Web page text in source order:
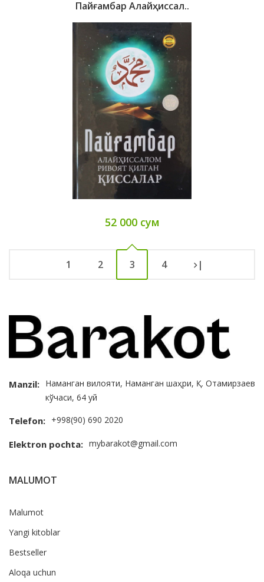
Пайғамбар Алайҳиссал..
52 000 сум
1 2 3 4 |
Manzil: Наманган вилояти, Наманган шаҳри, Қ. Отамирзаев
кўчаси, 64 уй
Telefon: +998(90) 690 2020
Elektron pochta: mybarakot@gmail.com
MALUMOT
Malumot
Yangi kitoblar
Bestseller
Aloqa uchun